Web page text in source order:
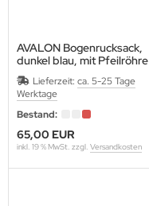
AVALON Bogenrucksack,
dunkel blau, mit Pfeilröhre
Maße: H72xB33xT14 cm
Lieferzeit: ca. 5-25 Tage
Werktage
Bestand:
65,00 EUR
inkl. 19 % MwSt. zzgl. Versandkosten